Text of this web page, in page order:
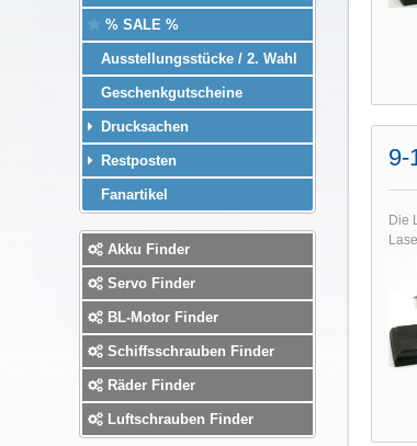
9-
Die
% SALE %
Ausstellungsstücke / 2. Wahl
Geschenkgutscheine
Drucksachen
Restposten
Fanartikel
Akku Finder
Servo Finder
BL-Motor Finder
Schiffsschrauben Finder
Räder Finder
Luftschrauben Finder